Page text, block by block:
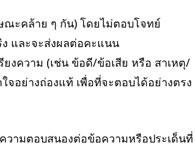
ะคล้าย ๆ กัน) โดยไม่ตอบโจทย์
และจะส่งผลต่อคะแนน
งความ (เช่น ข้อดี/ข้อเสีย หรือ สาเหตุ/
อย่างถ่องแท้ เพื่อที่จะตอบได้อย่างตรง
วามตอบสนองต่อข้อความหรือประเด็นที่